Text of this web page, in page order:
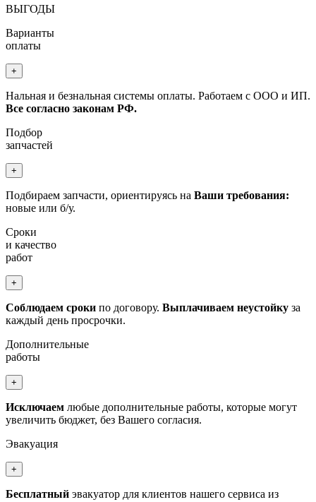
ВЫГОДЫ
Варианты
оплаты
+
Нальная и безнальная системы оплаты. Работаем с ООО и ИП.
Все согласно законам РФ.
Подбор
запчастей
+
Подбираем запчасти, ориентируясь на Ваши требования:
новые или б/у.
Сроки
и качество
работ
+
Соблюдаем сроки по договору. Выплачиваем неустойку за
каждый день просрочки.
Дополнительные
работы
+
Исключаем любые дополнительные работы, которые могут
увеличить бюджет, без Вашего согласия.
Эвакуация
+
Бесплатный эвакуатор для клиентов нашего сервиса из